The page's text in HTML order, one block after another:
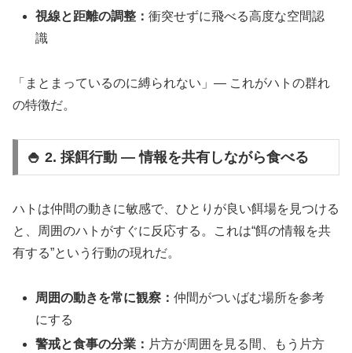
視線と距離の調整：衝突せずに飛べる高度な空間認
識
「まとまっているのに縛られない」― これがハトの群れ
の特徴だ。
🍚 2. 採餌行動 ― 情報を共有しながら食べる
ハトは仲間の動きに敏感で、ひとりが良い餌場を見つける
と、周囲のハトがすぐに反応する。これは“餌の情報を共
有する”という行動の現れだ。
周囲の動きを常に観察：仲間がついばむ場所を参考
にする
警戒と食事の分業： 片方が周囲を見る間、もう片方